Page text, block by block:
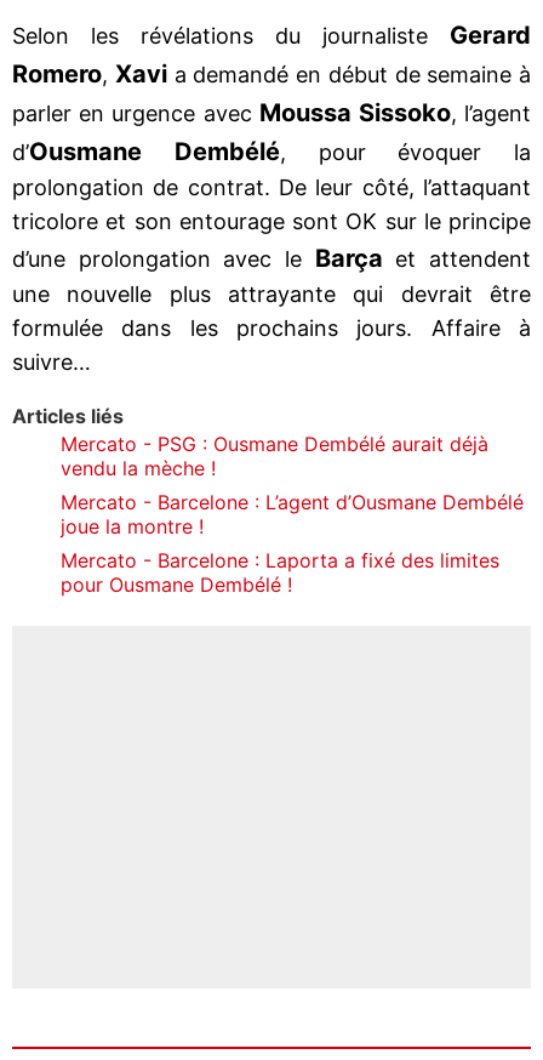
Selon les révélations du journaliste Gerard
Romero, Xavia demandé en début de semaine à
parler en urgence avec Moussa Sissoko, l’agent
d’Ousmane Dembélé, pour évoquer la
prolongation de contrat. De leur côté, l’attaquant
tricolore et son entourage sont OK sur le principe
d’une prolongation avec le Barça et attendent
une nouvelle plus attrayante qui devrait être
formulée dans les prochains jours. Affaire à
suivre…
Articles liés
Mercato - PSG : Ousmane Dembélé aurait déjà
vendu la mèche !
Mercato - Barcelone : L’agent d’Ousmane Dembélé
joue la montre !
Mercato - Barcelone : Laporta a fixé des limites
pour Ousmane Dembélé !